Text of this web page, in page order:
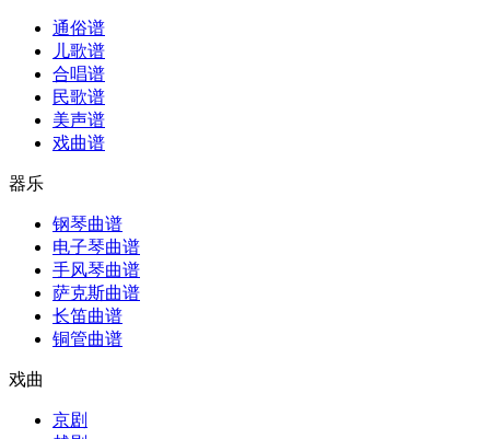
通俗谱
儿歌谱
合唱谱
民歌谱
美声谱
戏曲谱
器乐
钢琴曲谱
电子琴曲谱
手风琴曲谱
萨克斯曲谱
长笛曲谱
铜管曲谱
戏曲
京剧